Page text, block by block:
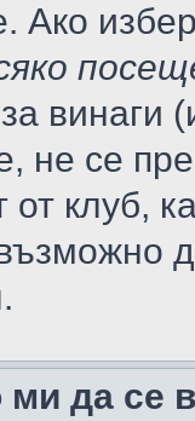
Ако
винаги
не се
от клуб,
да се